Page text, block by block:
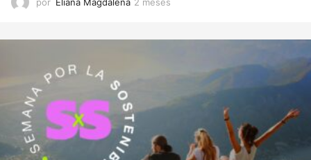
por Eliana Magdalena 2 meses
s